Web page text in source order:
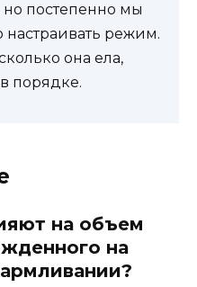
постепенно мы
режим.
она ела,
порядке.
на объем
на